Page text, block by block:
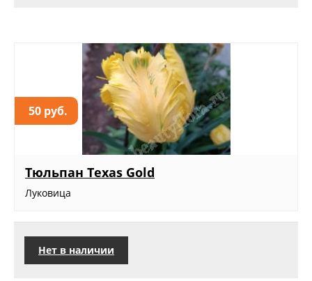
50 руб.
Тюльпан Texas Gold
Луковица
Нет в наличии